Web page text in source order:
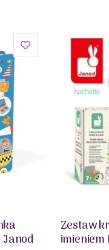
Zestaw
imieniem